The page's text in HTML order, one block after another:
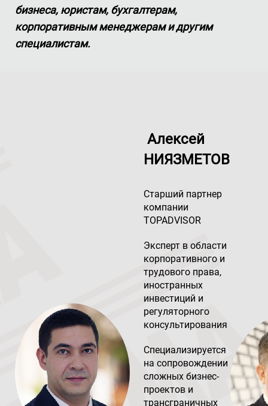
бизнеса, юристам, бухгалтерам,
корпоративным менеджерам и другим
специалистам.
Алексей
НИЯЗМЕТОВ
Старший партнер
компании
TOPADVISOR
Эксперт в области
корпоративного и
трудового права,
иностранных
инвестиций и
регуляторного
консультирования
Специализируется
на сопровождении
сложных бизнес-
проектов и
трансграничных